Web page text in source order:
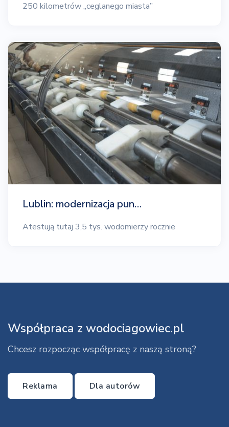
250 kilometrów „ceglanego miasta”
Lublin: modernizacja pun…
Atestują tutaj 3,5 tys. wodomierzy rocznie
Współpraca z wodociagowiec.pl
Chcesz rozpocząc współpracę z naszą stroną?
Reklama Dla autorów